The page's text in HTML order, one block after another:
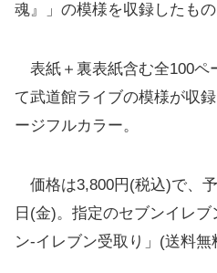
魂』」の模様を収録したもの
表紙＋裏表紙含む全100ペ
て武道館ライブの模様が収
ージフルカラー。
価格は3,800円(税込)で、
日(金)。指定のセブンイレ
ン-イレブン受取り」(送料無